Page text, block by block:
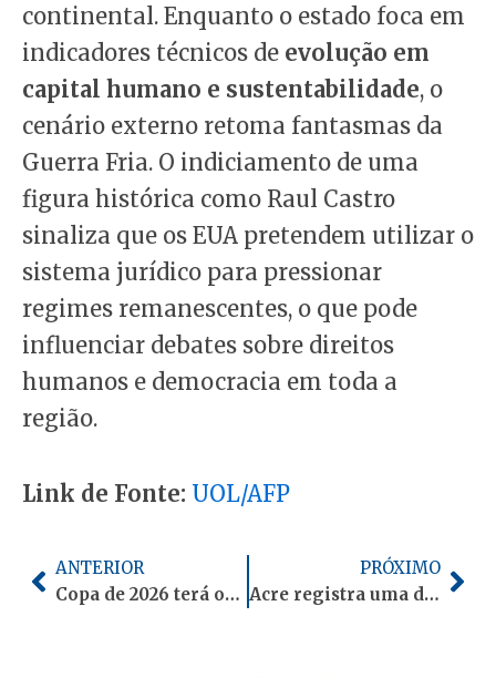
continental. Enquanto o estado foca em
indicadores técnicos de evolução em
capital humano e sustentabilidade, o
cenário externo retoma fantasmas da
Guerra Fria. O indiciamento de uma
figura histórica como Raul Castro
sinaliza que os EUA pretendem utilizar o
sistema jurídico para pressionar
regimes remanescentes, o que pode
influenciar debates sobre direitos
humanos e democracia em toda a
região.
Link de Fonte: UOL/AFP
Anterior
ANTERIOR
Copa de 2026 terá os ingressos mais caros da história, chegando a R$ 34 mil
PRÓXIMO
Acre registra uma das maiores taxas de subnotificação de óbitos do país, aponta IBGE